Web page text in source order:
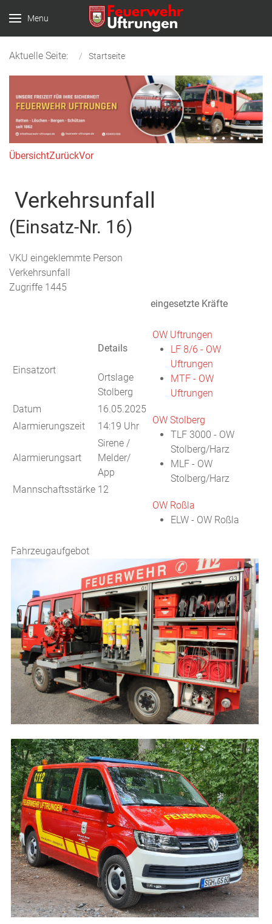
Menu
Aktuelle Seite: Startseite
ÜbersichtZurückVor
Verkehrsunfall
(Einsatz-Nr. 16)
VKU eingeklemmte Person
Verkehrsunfall
Zugriffe 1445
Einsatzort
Details
Ortslage
Stolberg
Datum
16.05.2025
Alarmierungszeit
14:19 Uhr
Alarmierungsart
Sirene /
Melder/
App
Mannschaftsstärke 12
eingesetzte Kräfte
OW Uftrungen
LF 8/6 - OW
Uftrungen
MTF - OW
Uftrungen
OW Stolberg
TLF 3000 - OW
Stolberg/Harz
MLF - OW
Stolberg/Harz
OW Roßla
ELW - OW Roßla
Fahrzeugaufgebot